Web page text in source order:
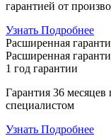
гарантией от
Узнать Подробнее
Расширенная
Расширенная
1 год гарантии
Гарантия 36
специалистом
Узнать Подробнее